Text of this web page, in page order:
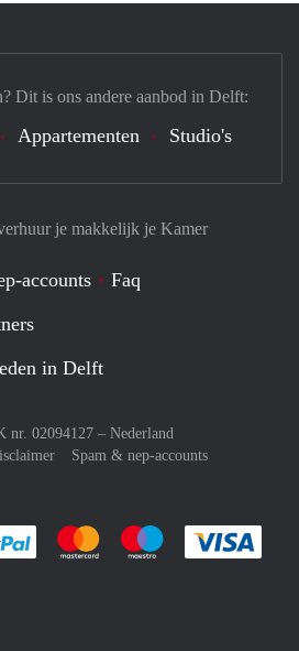
je makkelijk je Kamer
accounts
Faq
in Delft
nr. 02094127 – Nederland
Spam & nep-accounts
Je rekent gemakkelijk af met Paypal
Je rekent gemakkelijk af met
Je rekent
Dit is ons andere aanbod in Delft:
Appartementen Studio's